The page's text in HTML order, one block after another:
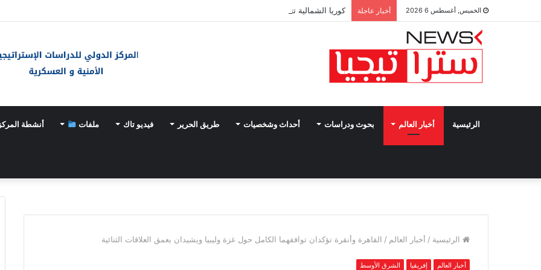
الخميس, أغسطس 6 2026 أخبار عاجلة كوريا الشمالية تتوعد بـ«خيارات عسكرية» مع تسارع وتيرة تسلّح اليابان
الرئيسية أخبار العالم بحوث ودراسات أحداث وشخصيات طريق الحرير فيديو تاك ملفات أنشطة المركز
الرئيسية / أخبار العالم / القاهرة وأنقرة تؤكدان توافقهما الكامل حول غزة وليبيا ويشيدان بعمق العلاقات الثنائية
أخبار العالم إفريقيا الشرق الأوسط